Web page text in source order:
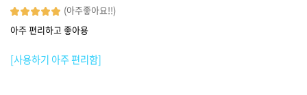
(아주좋아요!!)
아주 편리하고 좋아용
[사용하기 아주 편리함]